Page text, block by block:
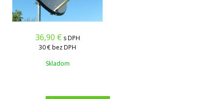
36,90 € s DPH
30 €bez DPH
Skladom